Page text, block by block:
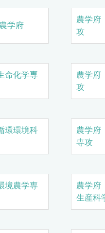
学府
農学
攻
命化学専
農学
攻
環環境科
農学
専攻
境農学専
農学
生産科